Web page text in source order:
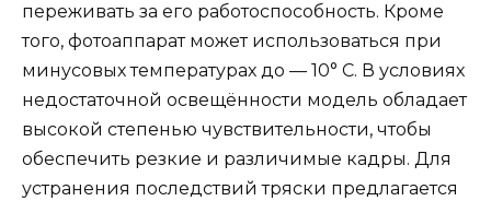
переживать за его работоспособность. Кроме
того, фотоаппарат может использоваться при
минусовых температурах до — 10° С. В условиях
недостаточной освещённости модель обладает
высокой степенью чувствительности, чтобы
обеспечить резкие и различимые кадры. Для
устранения последствий тряски предлагается